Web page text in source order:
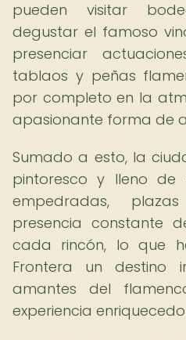
pueden visitar
degustar el famoso
presenciar
tablaos y peñas
por completo en la
apasionante forma de
Sumado a esto, la
pintoresco y lleno de
empedradas,
presencia constante
cada rincón, lo que
Frontera un destino
amantes del
experiencia